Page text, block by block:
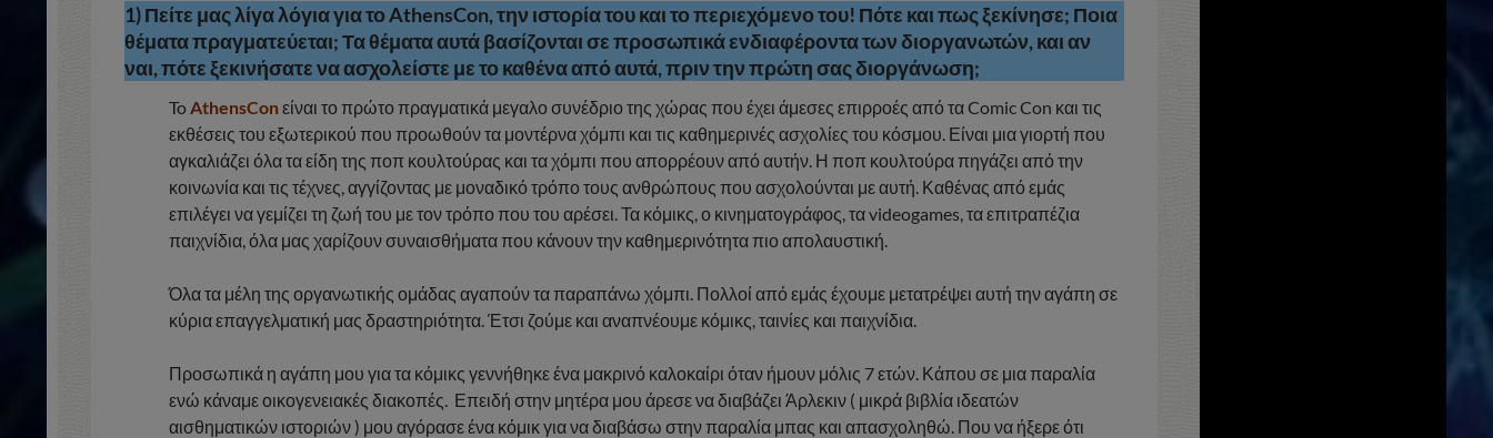
1) Πείτε μας λίγα λόγια για το AthensCon, την ιστορία του και το περιεχόμενο του! Πότε και πως ξεκίνησε; Ποια
θέματα πραγματεύεται; Τα θέματα αυτά βασίζονται σε προσωπικά ενδιαφέροντα των διοργανωτών, και αν
ναι, πότε ξεκινήσατε να ασχολείστε με το καθένα από αυτά, πριν την πρώτη σας διοργάνωση;
ToAthensConείναι το πρώτο πραγματικά μεγαλο συνέδριο της χώρας που έχει άμεσες επιρροές από τα Comic Con και τις
εκθέσεις του εξωτερικού που προωθούν τα μοντέρνα χόμπι και τις καθημερινές ασχολίες του κόσμου. Είναι μια γιορτή που
αγκαλιάζει όλα τα είδη της ποπ κουλτούρας και τα χόμπι που απορρέουν από αυτήν. Η ποπ κουλτούρα πηγάζει από την
κοινωνία και τις τέχνες, αγγίζοντας με μοναδικό τρόπο τους ανθρώπους που ασχολούνται με αυτή. Καθένας από εμάς
επιλέγει να γεμίζει τη ζωή του με τον τρόπο που του αρέσει. Τα κόμικς, ο κινηματογράφος, τα videogames, τα επιτραπέζια
παιχνίδια, όλα μας χαρίζουν συναισθήματα που κάνουν την καθημερινότητα πιο απολαυστική.
Όλα τα μέλη της οργανωτικής ομάδας αγαπούν τα παραπάνω χόμπι. Πολλοί από εμάς έχουμε μετατρέψει αυτή την αγάπη σε
κύρια επαγγελματική μας δραστηριότητα. Έτσι ζούμε και αναπνέουμε κόμικς, ταινίες και παιχνίδια.
Προσωπικά η αγάπη μου για τα κόμικς γεννήθηκε ένα μακρινό καλοκαίρι όταν ήμουν μόλις 7 ετών. Κάπου σε μια παραλία
ενώ κάναμε οικογενειακές διακοπές. Επειδή στην μητέρα μου άρεσε να διαβάζει Άρλεκιν ( μικρά βιβλία ιδεατών
αισθηματικών ιστοριών ) μου αγόρασε ένα κόμικ για να διαβάσω στην παραλία μπας και απασχοληθώ. Που να ήξερε ότι